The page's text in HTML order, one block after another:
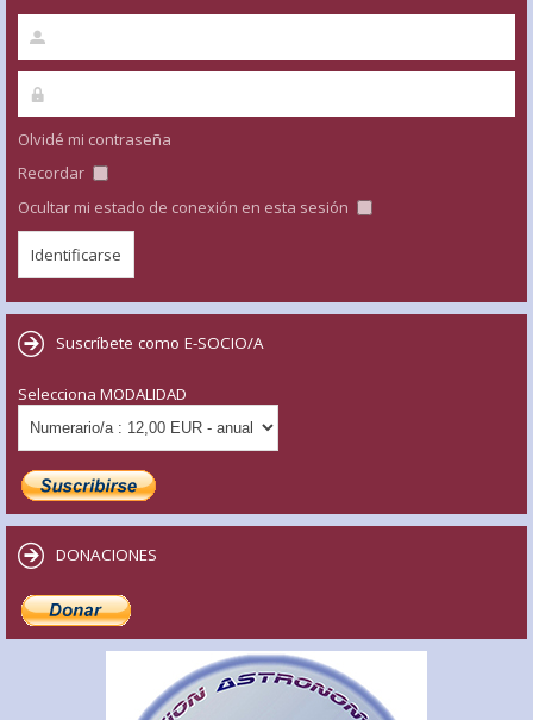
Olvidé mi contraseña
Recordar
Ocultar mi estado de conexión en esta sesión
Suscríbete como E-SOCIO/A
Selecciona MODALIDAD
DONACIONES